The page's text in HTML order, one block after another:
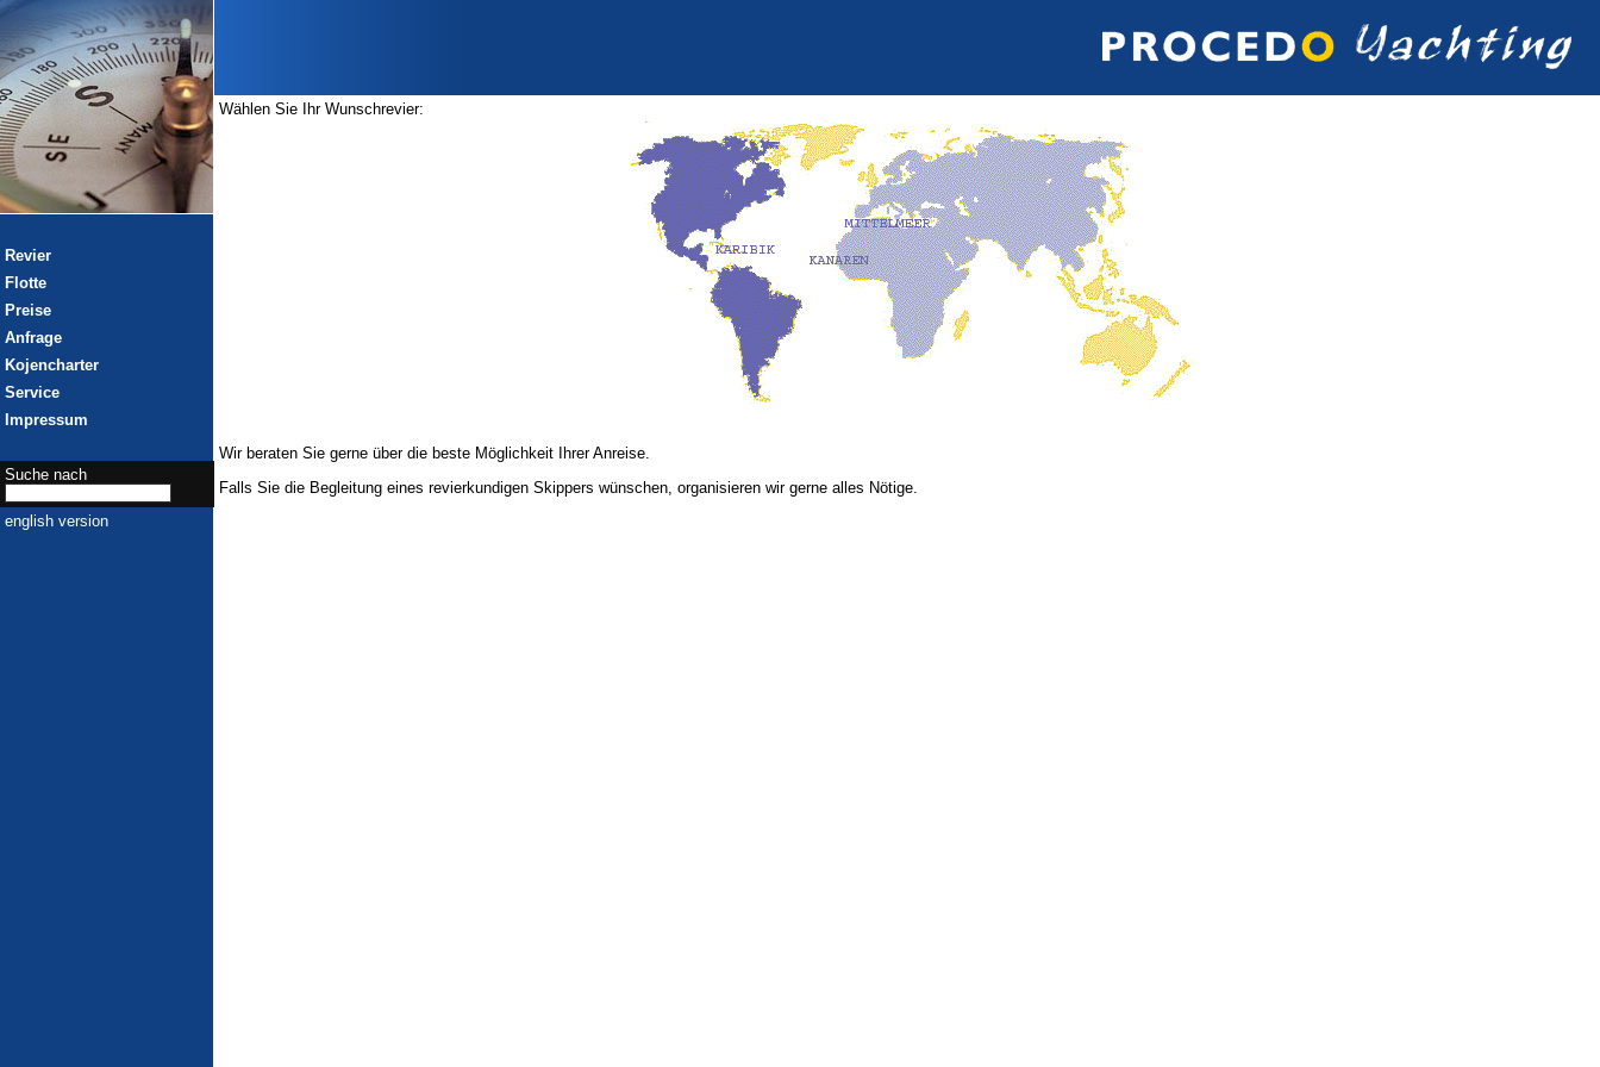
Revier
Flotte
Preise
Anfrage
Kojencharter
Service
Impressum
Suche nach
english version
Wählen Sie Ihr Wunschrevier:
Wir beraten Sie gerne über die beste Möglichkeit Ihrer Anreise.
Falls Sie die Begleitung eines revierkundigen Skippers wünschen, organisieren wir gerne alles Nötige.